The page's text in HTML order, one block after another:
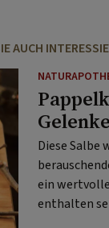
AUCH
Diese Salbe
ein
enthalten